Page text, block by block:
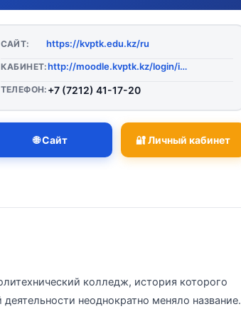
САЙТ: https://kvptk.edu.kz/ru
КАБИНЕТ: http://moodle.kvptk.kz/login/index.php
ТЕЛЕФОН: +7 (7212) 41-17-20
🌐 Сайт 🔐 Личный кабинет
колледж, история которого
неоднократно меняло название.